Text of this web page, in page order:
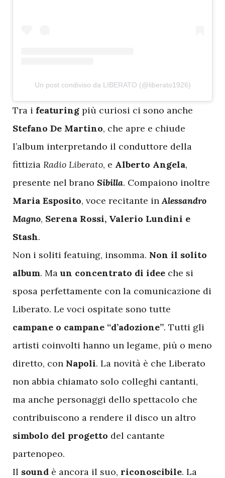
Un post condiviso da LIBERATO (@liberato1926)
Tra i featuring più curiosi ci sono anche
Stefano De Martino, che apre e chiude
l’album interpretando il conduttore della
fittizia Radio Liberato, e Alberto Angela,
presente nel brano Sibilla. Compaiono inoltre
Maria Esposito, voce recitante inAlessandro
Magno, Serena Rossi, Valerio Lundini e
Stash.
Non i soliti featuing, insomma. Non il solito
album. Maun concentrato di idee che si
sposa perfettamente con la comunicazione di
Liberato. Le voci ospitate sono tutte
campane o campane “d’adozione”. Tutti gli
artisti coinvolti hanno un legame, più o meno
diretto, con Napoli. La novità è che Liberato
non abbia chiamato solo colleghi cantanti,
ma anche personaggi dello spettacolo che
contribuiscono a rendere il disco un altro
simbolo del progetto del cantante
partenopeo.
Il sound è ancora il suo, riconoscibile. La